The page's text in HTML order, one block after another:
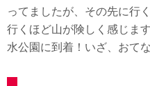
ってましたが、その先に行
行くほど山が険しく感じま
水公園に到着！いざ、おて